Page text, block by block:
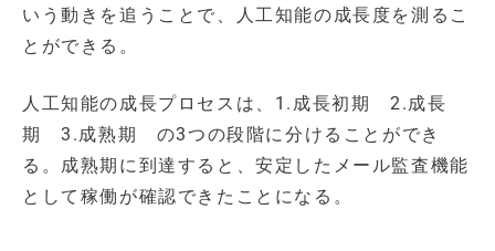
いう動きを追うことで、人工知能の成長度を測るこ
とができる。
人工知能の成長プロセスは、1.成長初期 2.成長
期 3.成熟期 の3つの段階に分けることができ
る。成熟期に到達すると、安定したメール監査機能
として稼働が確認できたことになる。